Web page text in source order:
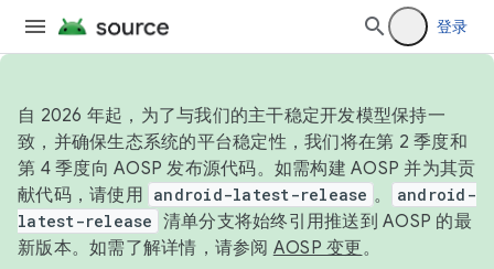
登录
自 2026 年起，为了与我们的主干稳定开发模型保持一
致，并确保生态系统的平台稳定性，我们将在第 2 季度和
第 4 季度向 AOSP 发布源代码。如需构建 AOSP 并为其贡
献代码，请使用 android-latest-release 。
android-
latest-release 清单分支将始终引用推送到 AOSP 的最
新版本。如需了解详情，请参阅 AOSP 变更。